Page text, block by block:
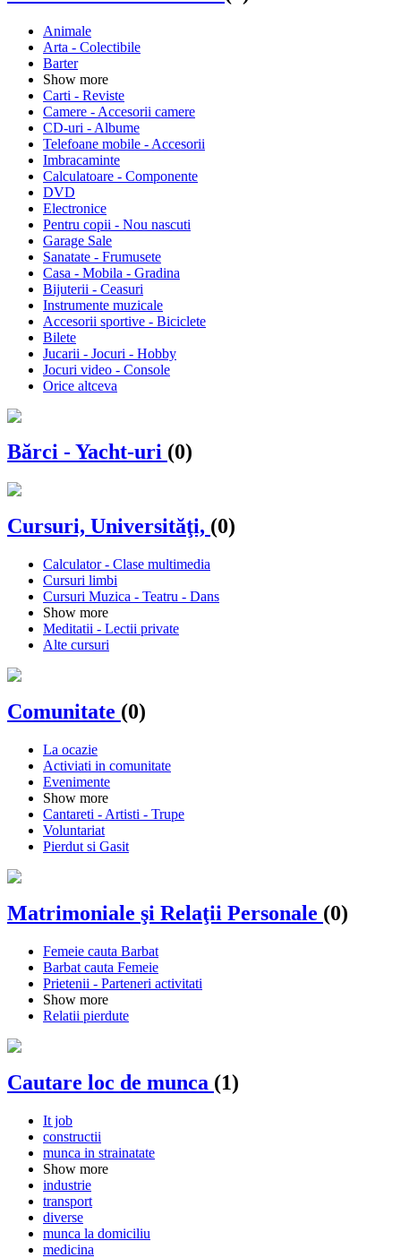
Animale
Arta - Colectibile
Barter
Show more
Carti - Reviste
Camere - Accesorii camere
CD-uri - Albume
Telefoane mobile - Accesorii
Imbracaminte
Calculatoare - Componente
DVD
Electronice
Pentru copii - Nou nascuti
Garage Sale
Sanatate - Frumusete
Casa - Mobila - Gradina
Bijuterii - Ceasuri
Instrumente muzicale
Accesorii sportive - Biciclete
Bilete
Jucarii - Jocuri - Hobby
Jocuri video - Console
Orice altceva
Bărci - Yacht-uri (0)
Cursuri, Universităţi, (0)
Calculator - Clase multimedia
Cursuri limbi
Cursuri Muzica - Teatru - Dans
Show more
Meditatii - Lectii private
Alte cursuri
Comunitate (0)
La ocazie
Activiati in comunitate
Evenimente
Show more
Cantareti - Artisti - Trupe
Voluntariat
Pierdut si Gasit
Matrimoniale şi Relaţii Personale (0)
Femeie cauta Barbat
Barbat cauta Femeie
Prietenii - Parteneri activitati
Show more
Relatii pierdute
Cautare loc de munca (1)
It job
constructii
munca in strainatate
Show more
industrie
transport
diverse
munca la domiciliu
medicina